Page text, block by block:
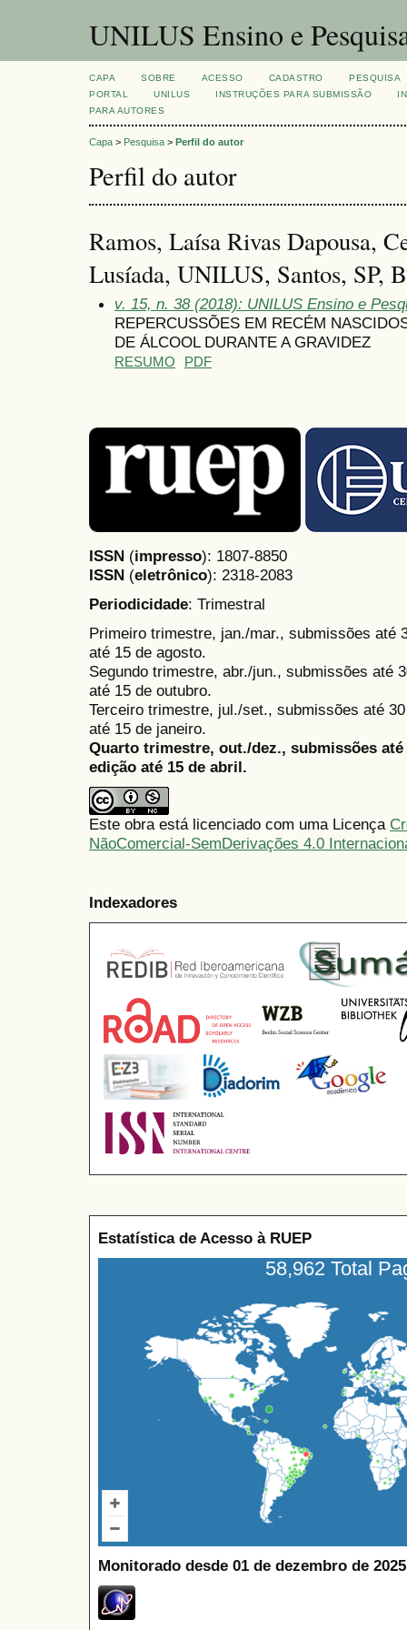
UNILUS Ensino e
CAPA SOBRE ACESSO CADASTRO
PESQUISA
PORTAL
UNILUS INSTRUÇÕES PARA SUBMISSÃO
PARA AUTORES
Capa > Pesquisa > Perfil do autor
Perfil do autor
Ramos, Laísa Rivas Dapousa,
Lusíada, UNILUS, Santos, SP,
v. 15, n. 38 (2018): UNILUS Ensino e
REPERCUSSÕES EM RECÉM
DE ÁLCOOL DURANTE A GRAVIDEZ
RESUMO PDF
ISSN (impresso): 1807-8850
ISSN (eletrônico): 2318-2083
Periodicidade: Trimestral
Primeiro trimestre, jan./mar., submissões até
até 15 de agosto.
Segundo trimestre, abr./jun., submissões até
até 15 de outubro.
Terceiro trimestre, jul./set., submissões até
até 15 de janeiro.
Quarto trimestre, out./dez., submissões
edição até 15 de abril.
Este obra está licenciado com uma Licença
NãoComercial-SemDerivações 4.0
Indexadores
Estatística de Acesso à RUEP
58,962 Total
Monitorado desde 01 de dezembro de